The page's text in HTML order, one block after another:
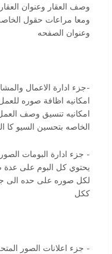
وصف العقار وعنوان
ومعا مراعات حقول
وعنوان الصفحه
-جزء ادارة الاعمال
امكانيه اظافة صوره
امكانيه تنسيق وصف
الخاصه بتحسين السيو كا
- جزء ادارة البومات
يحتوي كل البوم على
لكل صوره على حده الى
ككل
- جزء اعلانات الصور